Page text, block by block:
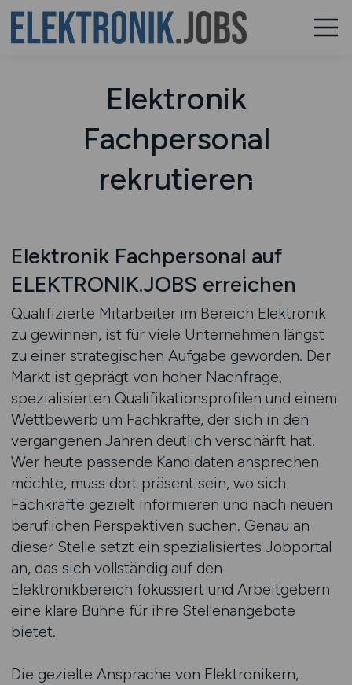
Elektronik
Fachpersonal
rekrutieren
Elektronik Fachpersonal auf
ELEKTRONIK.JOBS erreichen
Qualifizierte Mitarbeiter im Bereich Elektronik
zu gewinnen, ist für viele Unternehmen längst
zu einer strategischen Aufgabe geworden. Der
Markt ist geprägt von hoher Nachfrage,
spezialisierten Qualifikationsprofilen und einem
Wettbewerb um Fachkräfte, der sich in den
vergangenen Jahren deutlich verschärft hat.
Wer heute passende Kandidaten ansprechen
möchte, muss dort präsent sein, wo sich
Fachkräfte gezielt informieren und nach neuen
beruflichen Perspektiven suchen. Genau an
dieser Stelle setzt ein spezialisiertes Jobportal
an, das sich vollständig auf den
Elektronikbereich fokussiert und Arbeitgebern
eine klare Bühne für ihre Stellenangebote
bietet.
Die gezielte Ansprache von Elektronikern,